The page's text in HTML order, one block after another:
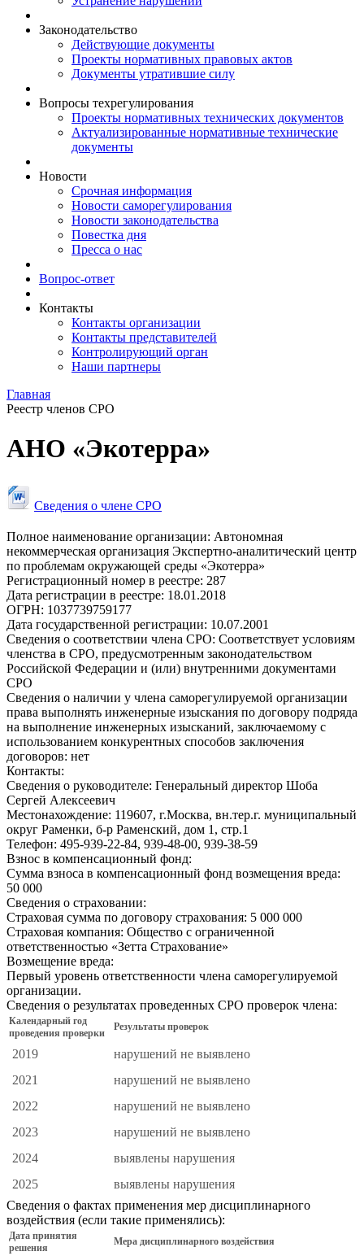
Законодательство
Действующие документы
Проекты нормативных правовых актов
Документы утратившие силу
Вопросы техрегулирования
Проекты нормативных технических документов
Актуализированные нормативные технические
документы
Новости
Срочная информация
Новости саморегулирования
Новости законодательства
Повестка дня
Пресса о нас
Вопрос-ответ
Контакты
Контакты организации
Контакты представителей
Контролирующий орган
Наши партнеры
Главная
Реестр членов СРО
АНО «Экотерра»
Сведения о члене СРО
Полное наименование организации: Автономная
некоммерческая организация Экспертно-аналитический центр
по проблемам окружающей среды «Экотерра»
Регистрационный номер в реестре: 287
Дата регистрации в реестре: 18.01.2018
ОГРН: 1037739759177
Дата государственной регистрации: 10.07.2001
Сведения о соответствии члена СРО: Соответствует условиям
членства в СРО, предусмотренным законодательством
Российской Федерации и (или) внутренними документами
СРО
Сведения о наличии у члена саморегулируемой организации
права выполнять инженерные изыскания по договору подряда
на выполнение инженерных изысканий, заключаемому с
использованием конкурентных способов заключения
договоров: нет
Контакты:
Сведения о руководителе: Генеральный директор Шоба
Сергей Алексеевич
Местонахождение: 119607, г.Москва, вн.тер.г. муниципальный
округ Раменки, б-р Раменский, дом 1, стр.1
Телефон: 495-939-22-84, 939-48-00, 939-38-59
Взнос в компенсационный фонд:
Сумма взноса в компенсационный фонд возмещения вреда:
50 000
Сведения о страховании:
Страховая сумма по договору страхования: 5 000 000
Страховая компания: Общество с ограниченной
ответственностью «Зетта Страхование»
Возмещение вреда:
Первый уровень ответственности члена саморегулируемой
организации.
Сведения о результатах проведенных СРО проверок члена:
Календарный год
проведения проверки
Результаты проверок
2019
нарушений не выявлено
2021
нарушений не выявлено
2022
нарушений не выявлено
2023
нарушений не выявлено
2024
выявлены нарушения
2025
выявлены нарушения
Сведения о фактах применения мер дисциплинарного
воздействия (если такие применялись):
Дата принятия
решения
Мера дисциплинарного воздействия